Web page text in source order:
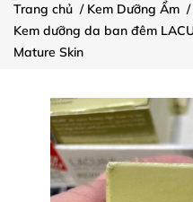
Trang chủ / Kem Dưỡng Ẩm /
Kem dưỡng da ban đêm
Mature Skin